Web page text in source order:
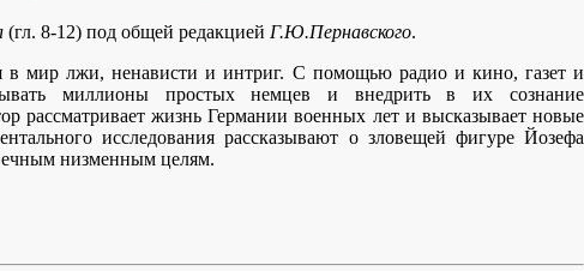
(гл. 8-12) под общей редакцией Г.Ю.Пернавского.
в мир лжи, ненависти и интриг. С помощью радио и кино, газет и
миллионы простых немцев и внедрить в их сознание
рассматривает жизнь Германии военных лет и высказывает новые
исследования рассказывают о зловещей фигуре Йозефа
низменным целям.